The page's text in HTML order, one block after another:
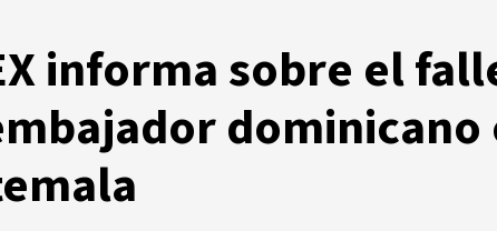
informa sobre el
dominicano